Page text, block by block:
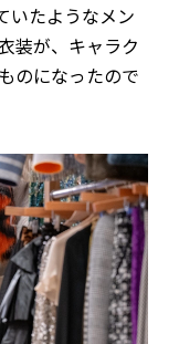
いたようなメン
装が、キャラク
のになったので